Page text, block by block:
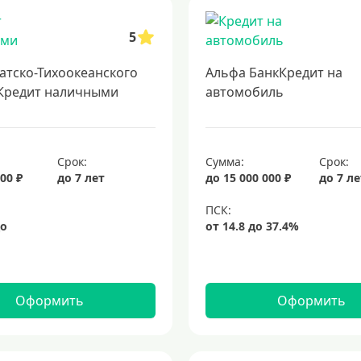
ставки и возможности получения кредит на 500000 рублей
кредит в несколько банков одновременно
образовательные кредиты
возведения собственного дома
кредиты без залога
заем наличными для любых нужд срочный кредит
5
Тихоокеанского
наличными
₽
Срок:
до 7 лет
Оформить
Альфа БанкКредит на
автомобиль
Сумма:
до 15 000 000 ₽
Срок:
до 7
Оформить